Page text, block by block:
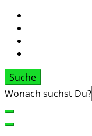
Suche
Suche
Wonach suchst Du?